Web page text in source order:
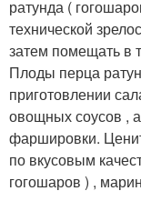
ратунда (
технической
затем помещать в
Плоды перца
приготовлении
овощных соусов ,
фаршировки.
по вкусовым
гогошаров ) ,